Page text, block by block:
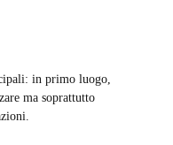
in primo luogo,
ma soprattutto